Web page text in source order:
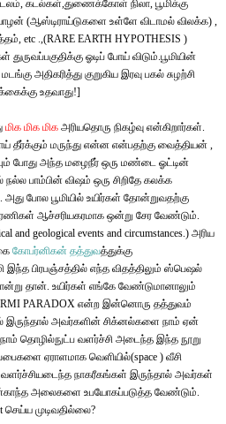
கடல்கள்,துணைக்கோள் நிலா, பூமிக்கு
(ஆஸ்டிராய்டுகளை உள்ளே விடாமல் விலக்க) ,
etc .,(RARE EARTH HYPOTHESIS )
ஓடிப் போய் விடும்.பூமியின்
அதிகரித்து குறுகிய இரவு பகல் சுழற்சி
உதவாது!]
மிக மிக மிக அரியதொரு நிகழ்வு என்கிறார்கள்.
தீர்க்கும் மருந்து என்ன என்பதற்கு வைத்தியன் ,
போது அந்த மழைநீர் ஒரு மண்டை ஓட்டின்
பாம்பின் விஷம் ஒரு சிறிதே கலக்க
போல பூமியில் உயிர்கள் தோன்றுவதற்கு
ஆச்சரியகரமாக ஒன்று சேர வேண்டும்.
and geological events and circumstances.) அரிய
கோபர்னிகன் தத்துவத்துக்கு
பிரபஞ்சத்தில் எந்த விதத்திலும் ஸ்பெஷல்
தான். உயிர்கள் எங்கே வேண்டுமானாலும்
PARADOX என்ற இன்னொரு தத்துவம்
இருந்தால் அவர்களின் சிக்னல்களை நாம் ஏன்
நாம் தொழில்நுட்ப வளர்ச்சி அடைந்த இந்த நூறு
ஏராளமாக வெளியில்(space ) வீசி
நாகரீகங்கள் இருந்தால் அவர்கள்
அலைகளை உபயோகப்படுத்த வேண்டும்.
முடிவதில்லை?